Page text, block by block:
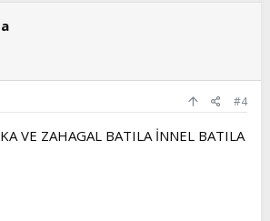
#4
VE ZAHAGAL BATILA İNNEL BATILA